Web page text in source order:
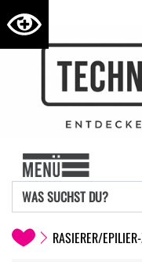
RASIERER/